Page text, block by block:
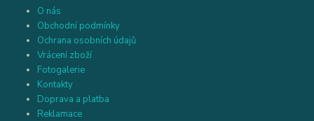
O nás
Obchodní podmínky
Ochrana osobních údajů
Vrácení zboží
Fotogalerie
Kontakty
Doprava a platba
Reklamace